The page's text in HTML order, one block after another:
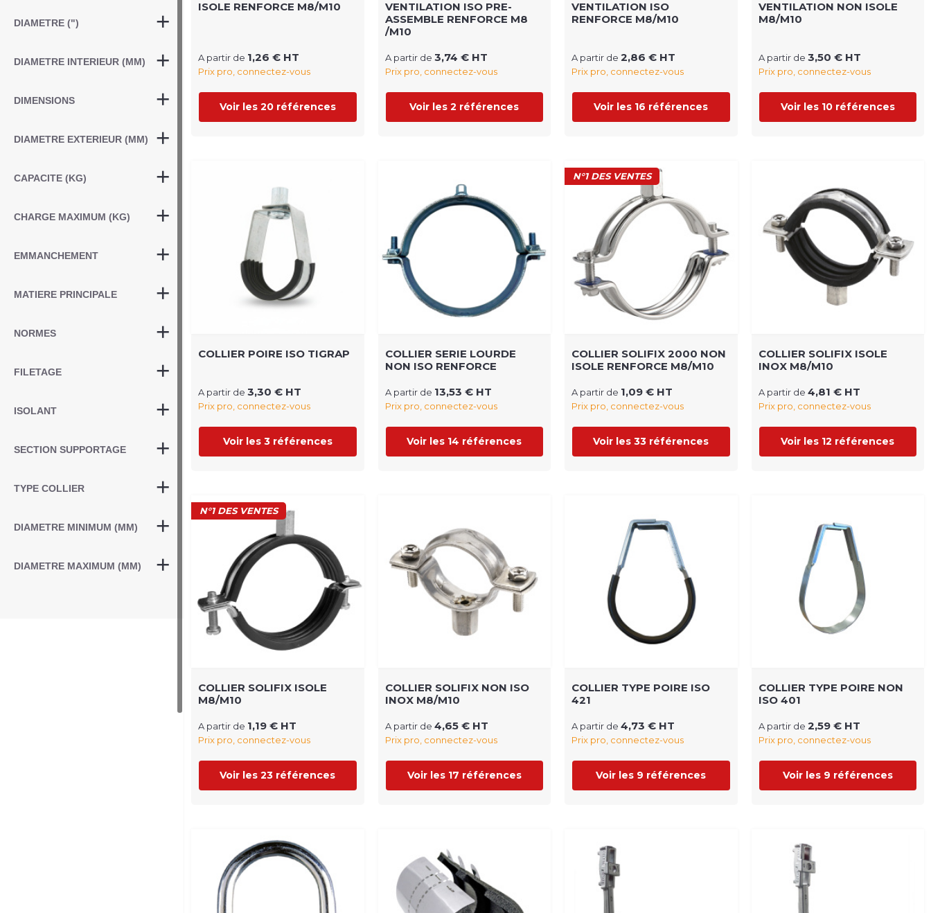
DIAMETRE (")
DIAMETRE INTERIEUR (MM)
DIMENSIONS
DIAMETRE EXTERIEUR (MM)
CAPACITE (KG)
CHARGE MAXIMUM (KG)
EMMANCHEMENT
MATIERE PRINCIPALE
NORMES
FILETAGE
ISOLANT
SECTION SUPPORTAGE
TYPE COLLIER
DIAMETRE MINIMUM (MM)
DIAMETRE MAXIMUM (MM)
ISOLE RENFORCE M8/M10
A partir de 1,26 € HT
Prix pro, connectez-vous
Voir les 20 références
VENTILATION ISO PRE-
ASSEMBLE RENFORCE M8
/M10
A partir de 3,74 € HT
Prix pro, connectez-vous
Voir les 2 références
VENTILATION ISO
RENFORCE M8/M10
A partir de 2,86 € HT
Prix pro, connectez-vous
Voir les 16 références
VENTILATION NON ISOLE
M8/M10
A partir de 3,50 € HT
Prix pro, connectez-vous
Voir les 10 références
COLLIER POIRE ISO TIGRAP
A partir de 3,30 € HT
Prix pro, connectez-vous
Voir les 3 références
COLLIER SERIE LOURDE
NON ISO RENFORCE
A partir de 13,53 € HT
Prix pro, connectez-vous
Voir les 14 références
N°1 DES VENTES
COLLIER SOLIFIX 2000 NON
ISOLE RENFORCE M8/M10
A partir de 1,09 € HT
Prix pro, connectez-vous
Voir les 33 références
COLLIER SOLIFIX ISOLE
INOX M8/M10
A partir de 4,81 € HT
Prix pro, connectez-vous
Voir les 12 références
N°1 DES VENTES
COLLIER SOLIFIX ISOLE
M8/M10
A partir de 1,19 € HT
Prix pro, connectez-vous
Voir les 23 références
COLLIER SOLIFIX NON ISO
INOX M8/M10
A partir de 4,65 € HT
Prix pro, connectez-vous
Voir les 17 références
COLLIER TYPE POIRE ISO
421
A partir de 4,73 € HT
Prix pro, connectez-vous
Voir les 9 références
COLLIER TYPE POIRE NON
ISO 401
A partir de 2,59 € HT
Prix pro, connectez-vous
Voir les 9 références